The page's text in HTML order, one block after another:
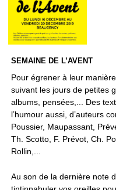
SEMAINE DE L’AVENT
Pour égrener à leur
suivant les jours de petites
albums, pensées,... Des
l’humour aussi, d’auteurs
Poussier, Maupassant,
Th. Scotto, F. Prévot, Ch.
Rollin,...
Au son de la dernière note